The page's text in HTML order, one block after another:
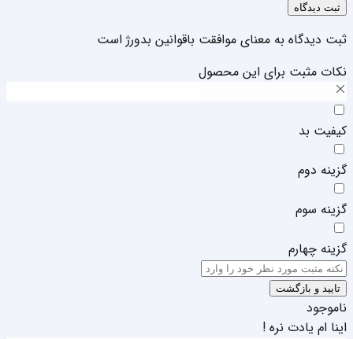
ثبت دیدگاه
ثبت دیدگاه به معنای موافقت باقوانین بدورژ است
نکات مثبت برای این محصول
کیفیت بد
گزینه دوم
گزینه سوم
گزینه چهارم
تایید و بازگشت
ناموجود
اینا ام یادت نره !